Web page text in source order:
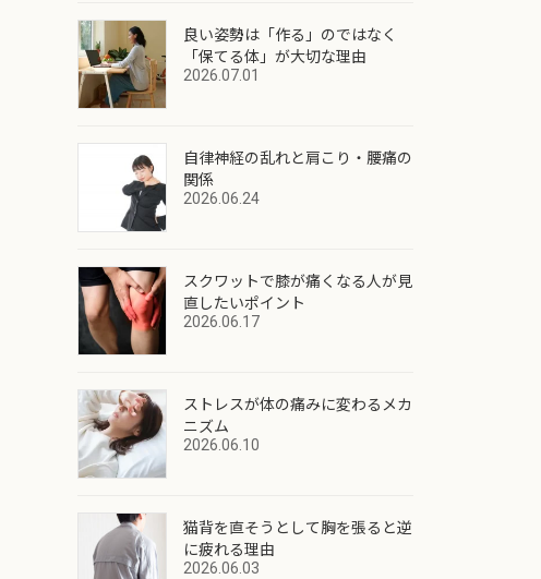
良い姿勢は「作る」のではなく
「保てる体」が大切な理由
2026.07.01
自律神経の乱れと肩こり・腰痛の
関係
2026.06.24
スクワットで膝が痛くなる人が見
直したいポイント
2026.06.17
ストレスが体の痛みに変わるメカ
ニズム
2026.06.10
猫背を直そうとして胸を張ると逆
に疲れる理由
2026.06.03